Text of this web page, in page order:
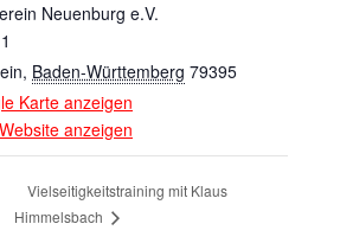
Neuenburg e.V.
, Baden-Württemberg 79395
Karte anzeigen
anzeigen
Vielseitigkeitstraining mit Klaus
Himmelsbach